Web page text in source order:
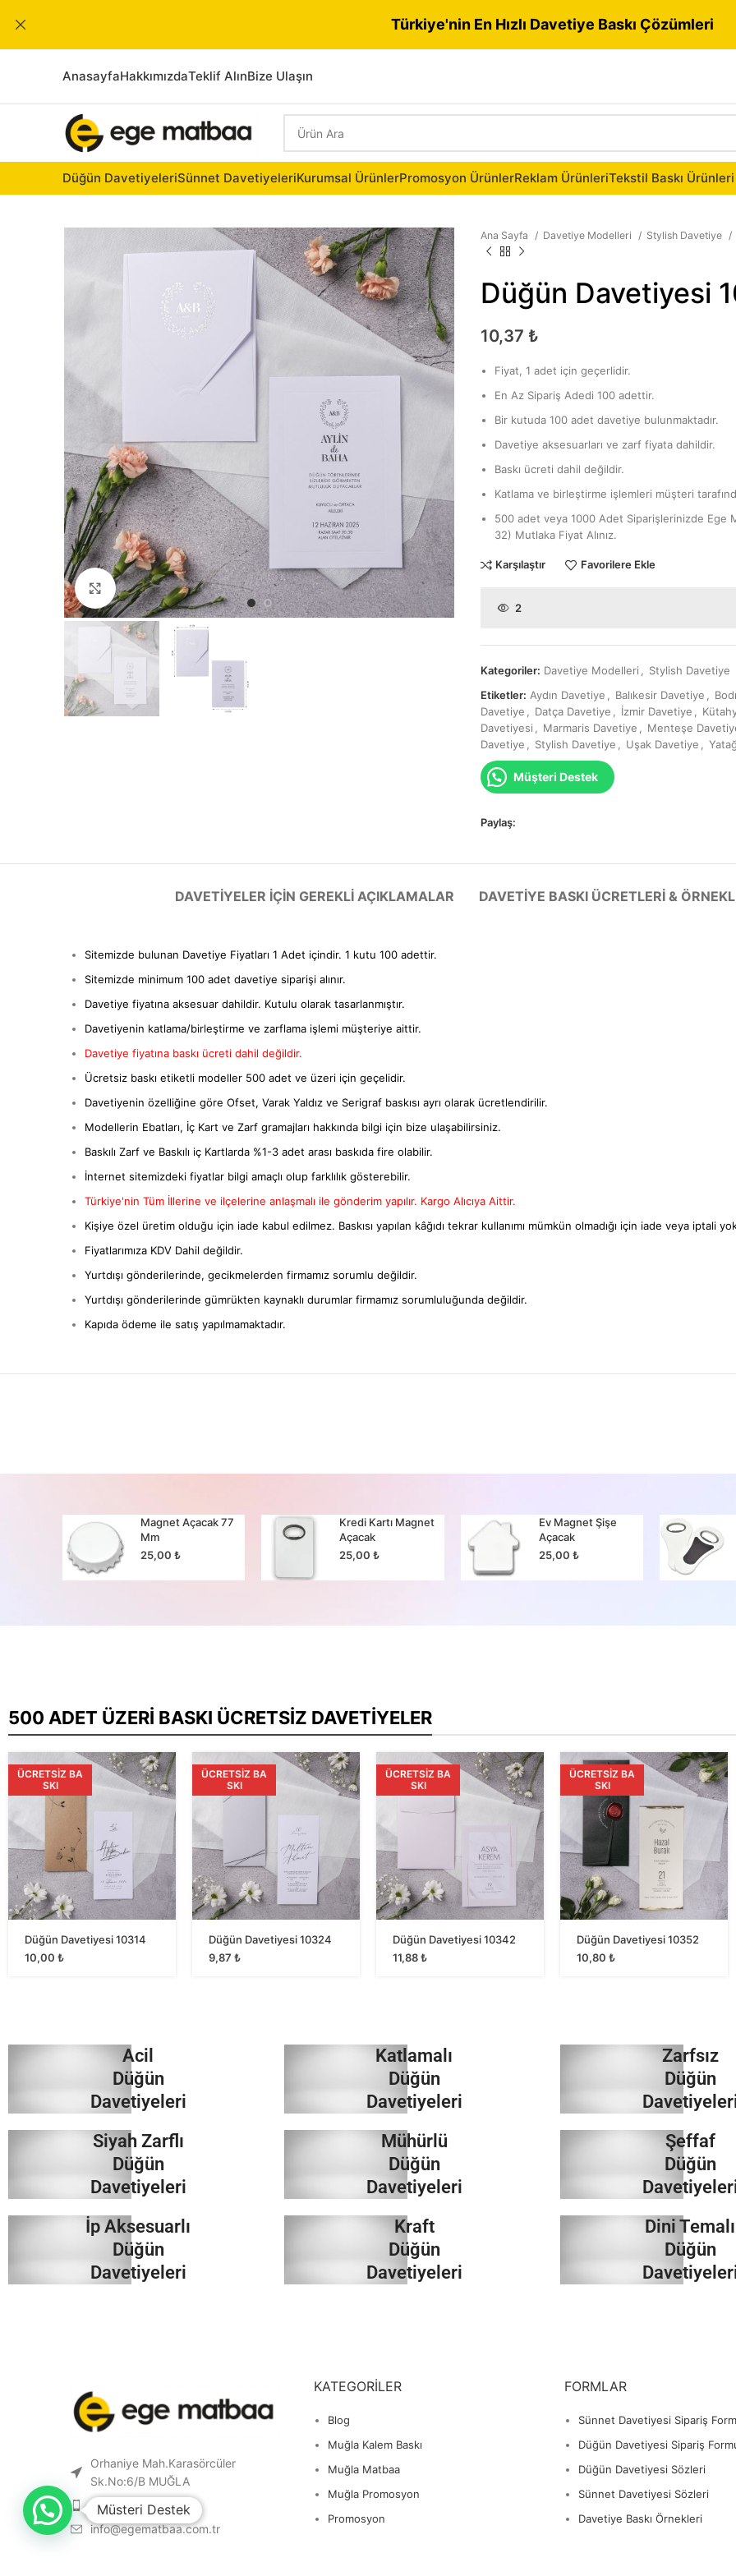
AnasayfaHakkımızdaTeklif AlınBize Ulaşın
Düğün DavetiyeleriSünnet DavetiyeleriKurumsal ÜrünlerPromosyon ÜrünlerReklam ÜrünleriTekstil Baskı Ürünleri
Büyütmek için tıklayın
Ana Sayfa Davetiye Modelleri Stylish Davetiye
Düğün Davetiyesi
10,37 ₺
Fiyat, 1 adet için geçerlidir.
En Az Sipariş Adedi 100 adettir.
Bir kutuda 100 adet davetiye bulunmaktadır.
Davetiye aksesuarları ve zarf fiyata dahildir.
Baskı ücreti dahil değildir.
Katlama ve birleştirme işlemleri müşteri
500 adet veya 1000 Adet Siparişlerinizde Ege
32) Mutlaka Fiyat Alınız.
Karşılaştır Favorilere Ekle
2
Kategoriler: Davetiye Modelleri
Stylish Davetiye
Etiketler: Aydın Davetiye Balıkesir Davetiye
Davetiye
Datça Davetiye İzmir Davetiye
Davetiyesi
Marmaris Davetiye Menteşe
Davetiye
Stylish Davetiye Uşak Davetiye
Müşteri Destek
Paylaş:
DAVETIYELER IÇIN GEREKLI AÇIKLAMALAR DAVETIYE BASKI ÜCRETLERI &
Sitemizde bulunan Davetiye Fiyatları 1 Adet içindir. 1 kutu 100 adettir.
Sitemizde minimum 100 adet davetiye siparişi alınır.
Davetiye fiyatına aksesuar dahildir. Kutulu olarak tasarlanmıştır.
Davetiyenin katlama/birleştirme ve zarflama işlemi müşteriye aittir.
Davetiye fiyatına baskı ücreti dahil değildir.
Ücretsiz baskı etiketli modeller 500 adet ve üzeri için geçelidir.
Davetiyenin özelliğine göre Ofset, Varak Yaldız ve Serigraf baskısı ayrı olarak ücretlendirilir.
Modellerin Ebatları, İç Kart ve Zarf gramajları hakkında bilgi için bize ulaşabilirsiniz.
Baskılı Zarf ve Baskılı iç Kartlarda %1-3 adet arası baskıda fire olabilir.
İnternet sitemizdeki fiyatlar bilgi amaçlı olup farklılık gösterebilir.
Türkiye'nin Tüm İllerine ve ilçelerine anlaşmalı ile gönderim yapılır. Kargo Alıcıya Aittir.
Kişiye özel üretim olduğu için iade kabul edilmez. Baskısı yapılan kâğıdı tekrar kullanımı mümkün olmadığı için iade veya iptali
Fiyatlarımıza KDV Dahil değildir.
Yurtdışı gönderilerinde, gecikmelerden firmamız sorumlu değildir.
Yurtdışı gönderilerinde gümrükten kaynaklı durumlar firmamız sorumluluğunda değildir.
Kapıda ödeme ile satış yapılmamaktadır.
Magnet Açacak 77
Mm
25,00 ₺
Kredi Kartı Magnet
Açacak
25,00₺
Ev Magnet Şişe
Açacak
25,00 ₺
500 ADET ÜZERI BASKI ÜCRETSIZ DAVETIYELER
ÜCRETSIZ BA
SKI
Düğün Davetiyesi 10314
10,00 ₺
ÜCRETSIZ BA
SKI
Düğün Davetiyesi 10324
9,87 ₺
ÜCRETSIZ BA
SKI
Düğün Davetiyesi 10342
11,88₺
ÜCRETSIZ BA
SKI
Düğün Davetiyesi 10352
10,80 ₺
Acil
Düğün
Davetiyeleri
İncele
Siyah Zarflı
Düğün
Davetiyeleri
İncele
İp Aksesuarlı
Düğün
Davetiyeleri
Katlamalı
Düğün
Davetiyeleri
İncele
Mühürlü
Düğün
Davetiyeleri
İncele
Kraft
Düğün
Davetiyeleri
Zarfsız
Düğün
İncele
Şeffaf
Düğün
İncele
Dini Temalı
Düğün
Orhaniye Mah.Karasörcüler
Sk.No:6/B MUĞLA
0 541 212 36 32
info@egematbaa.com.tr
KATEGORILER
Blog
Muğla Kalem Baskı
Muğla Matbaa
Muğla Promosyon
Promosyon
FORMLAR
Sünnet Davetiyesi Sipariş
Düğün Davetiyesi Sipariş
Düğün Davetiyesi Sözleri
Sünnet Davetiyesi Sözleri
Davetiye Baskı Örnekleri
Türkiye'nin En Hızlı Davetiye Baskı Çözümleri
Müsteri Destek